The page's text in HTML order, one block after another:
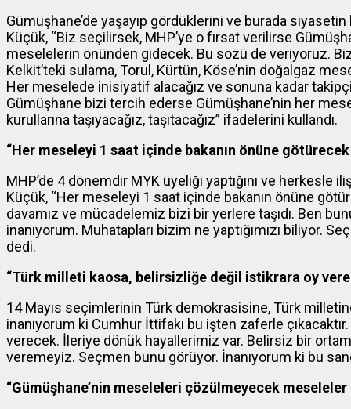
Gümüşhane’de yaşayıp gördüklerini ve burada siyasetin
Küçük, “Biz seçilirsek, MHP’ye o fırsat verilirse
meselelerin önünden gidecek. Bu sözü de veriyoruz.
Kelkit’teki sulama, Torul, Kürtün, Köse’nin doğalgaz
Her meselede inisiyatif alacağız ve sonuna kadar
Gümüşhane bizi tercih ederse Gümüşhane’nin her
kurullarına taşıyacağız, taşıtacağız” ifadelerini kullandı.
“Her meseleyi 1 saat içinde bakanın önüne
MHP’de 4 dönemdir MYK üyeliği yaptığını ve
Küçük, “Her meseleyi 1 saat içinde bakanın önüne
davamız ve mücadelemiz bizi bir yerlere taşıdı. Ben
inanıyorum. Muhatapları bizim ne yaptığımızı biliyor.
dedi.
“Türk milleti kaosa, belirsizliğe değil istikrara oy
14 Mayıs seçimlerinin Türk demokrasisine, Türk
inanıyorum ki Cumhur İttifakı bu işten zaferle
verecek. İleriye dönük hayallerimiz var. Belirsiz bir
veremeyiz. Seçmen bunu görüyor. İnanıyorum ki bu
“Gümüşhane’nin meseleleri çözülmeyecek meseleler